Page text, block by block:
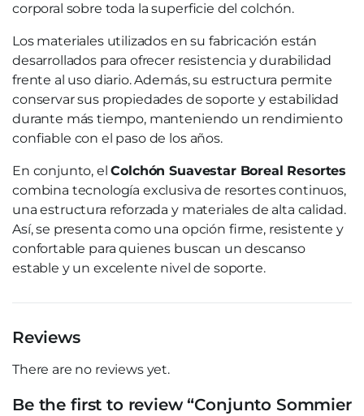
corporal sobre toda la superficie del colchón.
Los materiales utilizados en su fabricación están
desarrollados para ofrecer resistencia y durabilidad
frente al uso diario. Además, su estructura permite
conservar sus propiedades de soporte y estabilidad
durante más tiempo, manteniendo un rendimiento
confiable con el paso de los años.
En conjunto, elColchón Suavestar Boreal Resortes
combina tecnología exclusiva de resortes continuos,
una estructura reforzada y materiales de alta calidad.
Así, se presenta como una opción firme, resistente y
confortable para quienes buscan un descanso
estable y un excelente nivel de soporte.
Reviews
There are no reviews yet.
Be the first to review “Conjunto Sommier